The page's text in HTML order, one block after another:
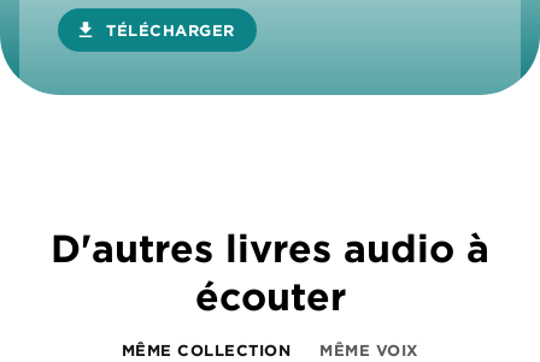
download TÉLÉCHARGER
D'autres livres audio à
écouter
MÊME COLLECTION MÊME VOIX